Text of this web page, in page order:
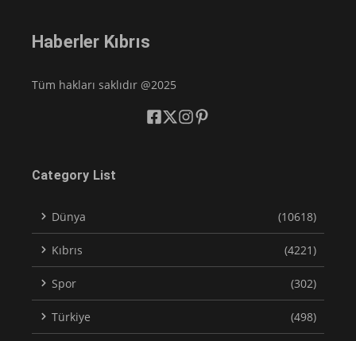
Haberler Kıbrıs
Tüm hakları saklıdır @2025
Category List
Dünya (10618)
Kıbrıs (4221)
Spor (302)
Türkiye (498)